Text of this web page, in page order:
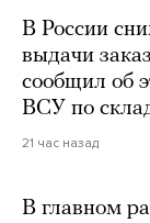
В России
выдачи
сообщил об
ВСУ по
21 час назад
В главном